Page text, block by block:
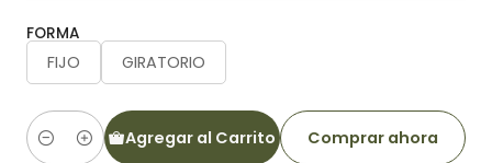
FORMA
FIJO GIRATORIO
Cantidad
Agregar al Carrito Comprar ahora